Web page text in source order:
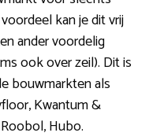
kan je dit vrij
ander voordelig
ook over zeil). Dit is
bouwmarkten als
Kwantum &
Hubo.